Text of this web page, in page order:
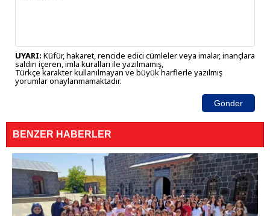
UYARI: Küfür, hakaret, rencide edici cümleler veya imalar, inançlara
saldırı içeren, imla kuralları ile yazılmamış,
Türkçe karakter kullanılmayan ve büyük harflerle yazılmış
yorumlar onaylanmamaktadır.
Gönder
BENZER HABERLER